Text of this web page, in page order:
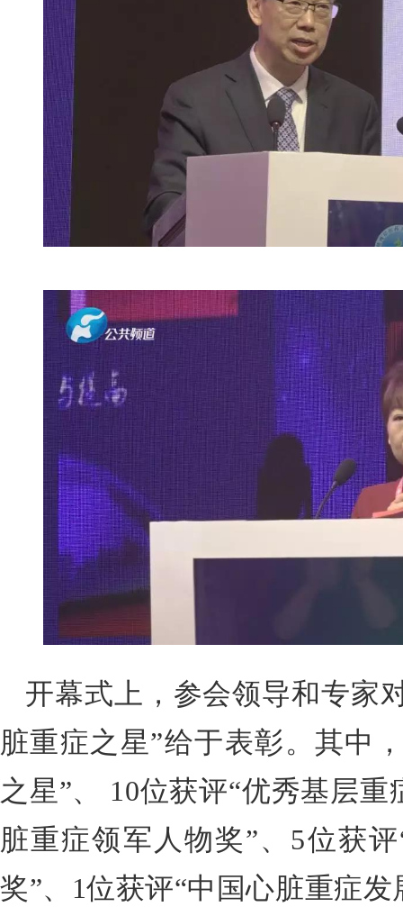
开幕式上，参会领导和专家
脏重症之星”给于表彰。其中
之星”、 10位获评“优秀基层
脏重症领军人物奖”、5位获
奖”、1位获评“中国心脏重症